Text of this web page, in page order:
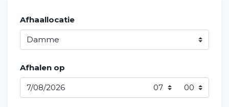
Afhaallocatie
Afhalen op